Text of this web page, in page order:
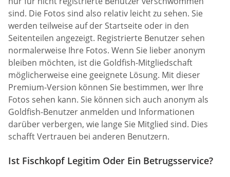
sind. Die Fotos sind also relativ leicht zu sehen. Sie
werden teilweise auf der Startseite oder in den
Seitenteilen angezeigt. Registrierte Benutzer sehen
normalerweise Ihre Fotos. Wenn Sie lieber anonym
bleiben möchten, ist die Goldfish-Mitgliedschaft
möglicherweise eine geeignete Lösung. Mit dieser
Premium-Version können Sie bestimmen, wer Ihre
Fotos sehen kann. Sie können sich auch anonym als
Goldfish-Benutzer anmelden und Informationen
darüber verbergen, wie lange Sie Mitglied sind. Dies
schafft Vertrauen bei anderen Benutzern.
Ist Fischkopf Legitim Oder Ein Betrugsservice?